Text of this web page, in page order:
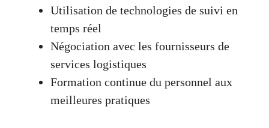
Utilisation de technologies de suivi en
temps réel
Négociation avec les fournisseurs de
services logistiques
Formation continue du personnel aux
meilleures pratiques